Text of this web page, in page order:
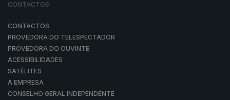
CONTACTOS
CONTACTOS
PROVEDORA DO TELESPECTADOR
PROVEDORA DO OUVINTE
ACESSIBILIDADES
SATÉLITES
A EMPRESA
CONSELHO GERAL INDEPENDENTE